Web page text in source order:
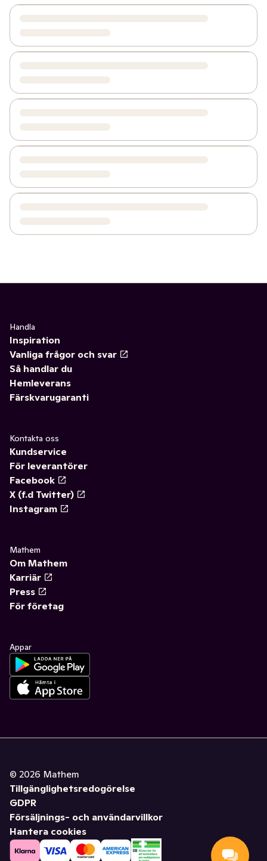
Handla
Inspiration
Vanliga frågor och svar
Så handlar du
Hemleverans
Färskvarugaranti
Kontakta oss
Kundservice
För leverantörer
Facebook
X (f.d Twitter)
Instagram
Mathem
Om Mathem
Karriär
Press
För företag
Appar
© 2026 Mathem
Tillgänglighetsredogörelse
GDPR
Försäljnings- och användarvillkor
Hantera cookies